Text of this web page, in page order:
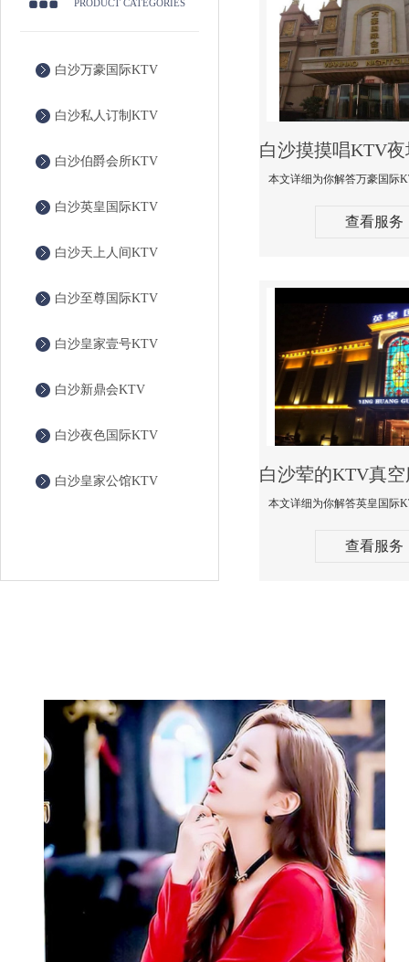
PRODUCT CATEGORIES
白沙万豪国际KTV
白沙私人订制KTV
白沙伯爵会所KTV
白沙英皇国际KTV
白沙天上人间KTV
白沙至尊国际KTV
白沙皇家壹号KTV
白沙新鼎会KTV
白沙夜色国际KTV
白沙皇家公馆KTV
查看服务
查看服务